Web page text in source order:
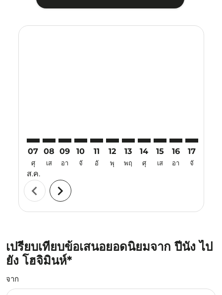
07
ศุ
ส.ค.
08
เส
09
อา
10
จั
11
อั
12
พุ
13
พฤ
14
ศุ
15
เส
16
อา
17
จั
chevron_left chevron_right
เปรียบเทียบข้อเสนอยอดนิยมจาก ปีนัง ไป
ยัง โฮจิมินห์*
จาก